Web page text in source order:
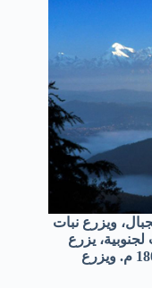
ويزرع نبات
لجنوبية، يزرع
الأرز والذرة الشامية والدخن، حتى ارتفاع 1800 م. ويزرع